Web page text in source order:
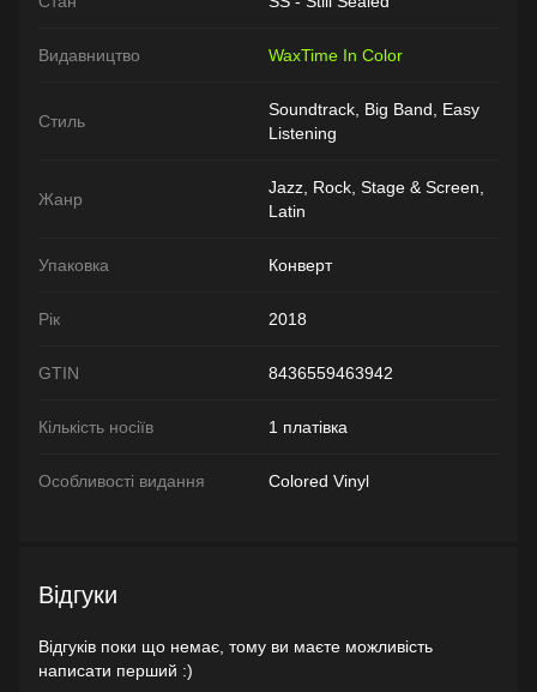
Видавництво WaxTime In Color
Стиль
Soundtrack, Big Band, Easy
Listening
Жанр
Jazz, Rock, Stage & Screen,
Latin
Упаковка Конверт
Рік 2018
GTIN 8436559463942
Кількість носіїв 1 платівка
Особливості видання Colored Vinyl
Відгуки
Відгуків поки що немає, тому ви маєте можливість
написати перший :)